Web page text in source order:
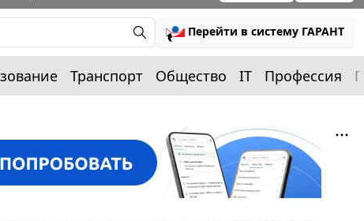
Перейти в систему ГАРАНТ
Транспорт Общество IT Профессия